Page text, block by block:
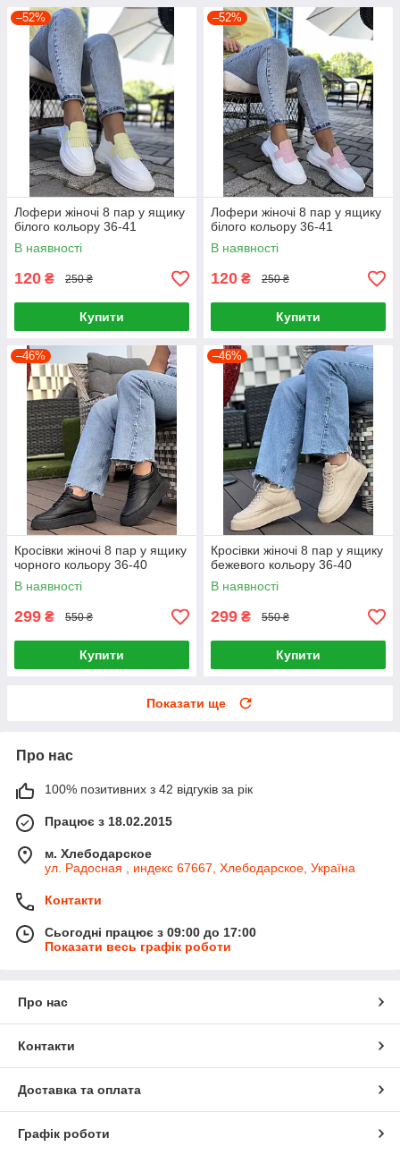
–52%
Лофери жіночі 8 пар у ящику
білого кольору 36-41
В наявності
120 ₴ 250 ₴
Купити
–52%
Лофери жіночі 8 пар у ящику
білого кольору 36-41
В наявності
120 ₴ 250 ₴
Купити
–46%
Кросівки жіночі 8 пар у ящику
чорного кольору 36-40
В наявності
299 ₴ 550 ₴
Купити
–46%
Кросівки жіночі 8 пар у ящику
бежевого кольору 36-40
В наявності
299 ₴ 550 ₴
Купити
Показати ще
Про нас
100% позитивних з 42 відгуків за рік
Працює з 18.02.2015
м. Хлебодарское
ул. Радосная , индекс 67667, Хлебодарское, Україна
Контакти
Сьогодні працює з 09:00 до 17:00
Показати весь графік роботи
Про нас
Контакти
Доставка та оплата
Графік роботи